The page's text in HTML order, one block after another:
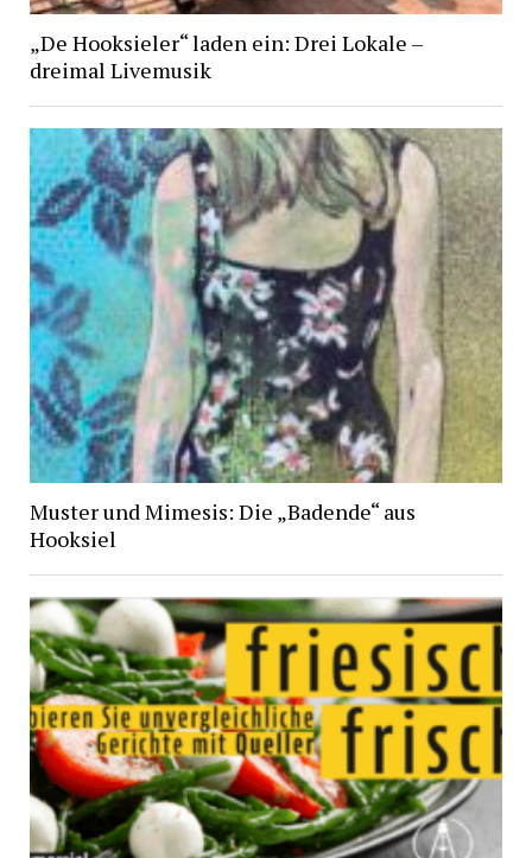
„De Hooksieler“ laden ein: Drei Lokale –
dreimal Livemusik
Muster und Mimesis: Die „Badende“ aus
Hooksiel